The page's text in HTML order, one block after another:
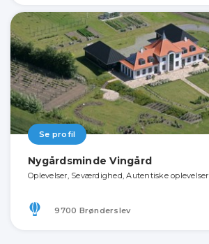
Se profil
Nygårdsminde Vingård
Oplevelser, Seværdighed, Autentiske oplevelser
9700 Brønderslev